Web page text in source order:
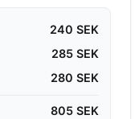
240 SEK
285 SEK
280 SEK
805 SEK